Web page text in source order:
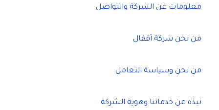
معلومات عن الشركة والتواصل
من نحن شركة أقفال
من نحن وسياسة التعامل
نبذة عن خدماتنا وهوية الشركة